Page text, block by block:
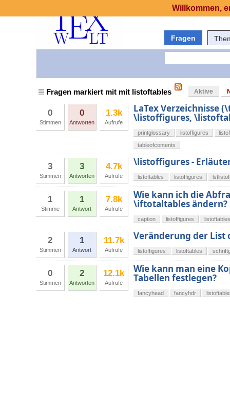
Fragen
Fragen markiert mit mit listoftables Aktive
0
Stimmen
0
Antworten
1.3k
Aufrufe
LaTex Verzeichnisse
\listoffigures,
printglossary listoffigures
tableofcontents
3
Stimmen
3
Antworten
4.7k
Aufrufe
\listoffigures -
listoftables listoffigures
1
Stimme
1
Antwort
7.8k
Aufrufe
Wie kann ich die
\iftotaltables ändern?
caption listoffigures listoftables
2
Stimmen
1
Antwort
11.7k
Aufrufe
Veränderung der
listoffigures listoftables
0
Stimmen
2
Antworten
12.1k
Aufrufe
Wie kann man eine
Tabellen festlegen?
fancyhead fancyhdr
Willkommen,